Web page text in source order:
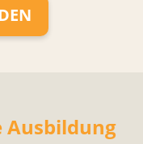
Ausbildung